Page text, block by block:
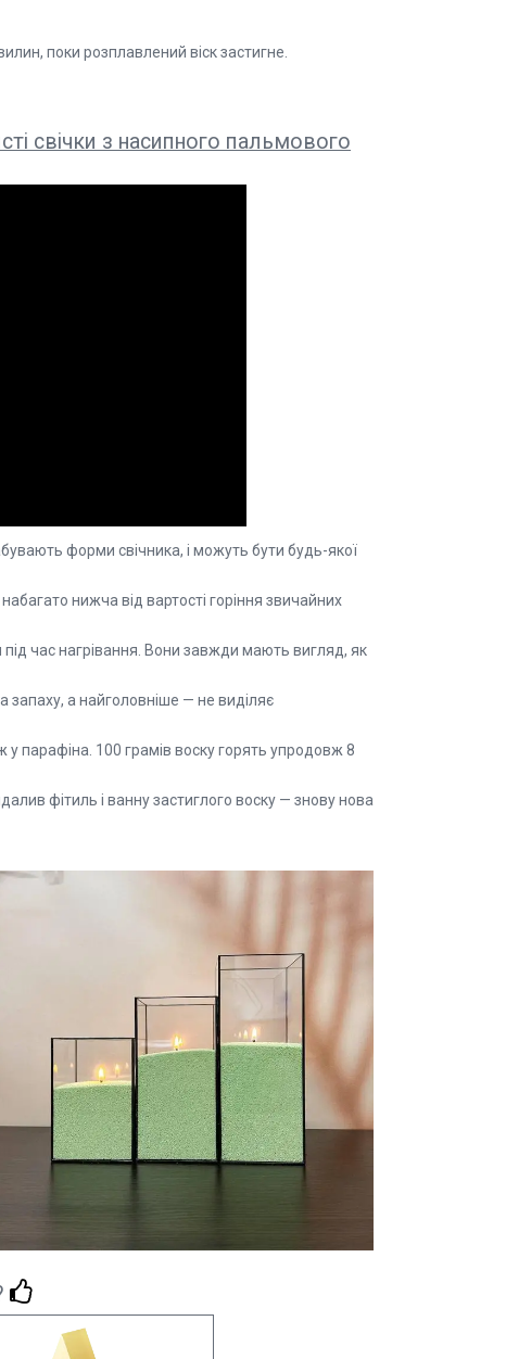
поки розплавлений віск застигне.
свічки з насипного пальмового
форми свічника, і можуть бути будь-якої
нижча від вартості горіння звичайних
час нагрівання. Вони завжди мають вигляд, як
запаху, а найголовніше — не виділяє
парафіна. 100 грамів воску горять упродовж 8
фітиль і ванну застиглого воску — знову нова